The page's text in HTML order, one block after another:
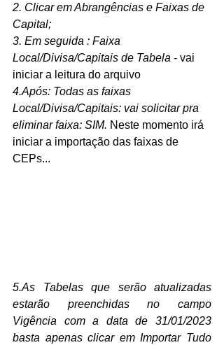
2. Clicar em Abrangências e Faixas de
Capital;
3. Em seguida : Faixa
Local/Divisa/Capitais de Tabela - vai
iniciar a leitura do arquivo
4.Após: Todas as faixas
Local/Divisa/Capitais: vai solicitar pra
eliminar faixa: SIM. Neste momento irá
iniciar a importação das faixas de
CEPs...
5.As Tabelas que serão atualizadas
estarão preenchidas no campo
Vigência com a data de 31/01/2023
basta apenas clicar em Importar Tudo